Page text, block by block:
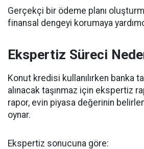
Gerçekçi bir ödeme planı
finansal dengeyi korumaya
Ekspertiz Süreci
Konut kredisi kullanılırken banka
alınacak taşınmaz için ekspertiz
rapor, evin piyasa değerinin
oynar.
Ekspertiz sonucuna göre: